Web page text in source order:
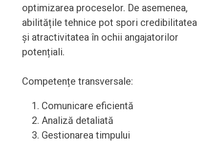
optimizarea proceselor. De asemenea,
abilitățile tehnice pot spori credibilitatea
și atractivitatea în ochii angajatorilor
potențiali.
Competențe transversale:
Comunicare eficientă
Analiză detaliată
Gestionarea timpului